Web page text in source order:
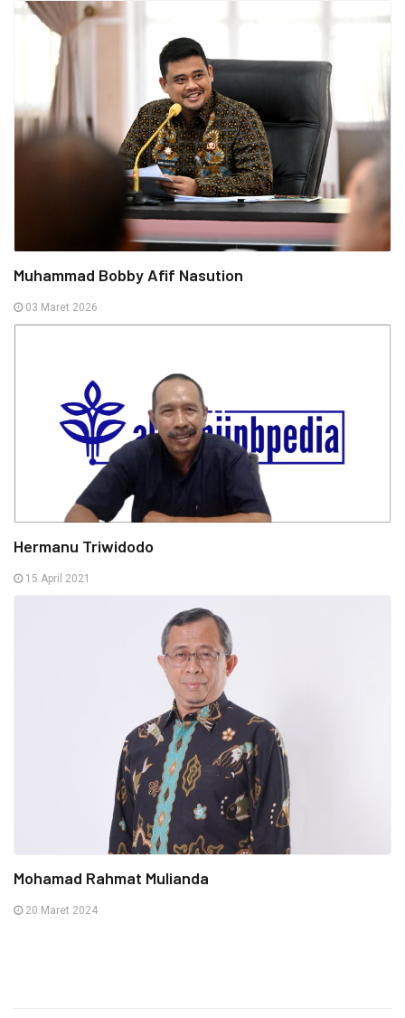
Muhammad Bobby Afif Nasution
03 Maret 2026
Hermanu Triwidodo
15 April 2021
Mohamad Rahmat Mulianda
20 Maret 2024